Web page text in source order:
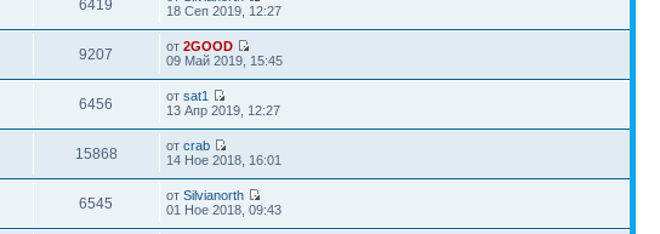
6419
18 Сеп 2019, 12:27
9207 от2GOOD
09 Май 2019, 15:45
6456 отsat1
13 Апр 2019, 12:27
15868 отcrab
14 Ное 2018, 16:01
6545 отSilvianorth
01 Ное 2018, 09:43